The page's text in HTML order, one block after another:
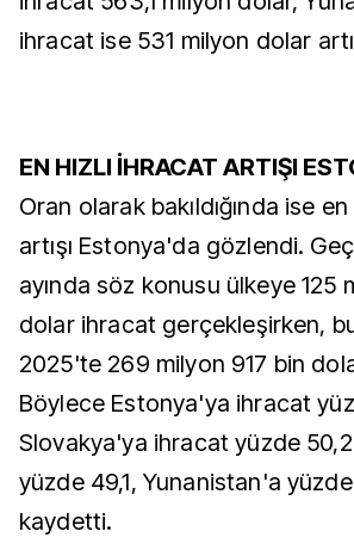
ihracat ise 531 milyon dolar
EN HIZLI İHRACAT ARTIŞI
Oran olarak bakıldığında ise en
artışı Estonya'da gözlendi.
ayında söz konusu ülkeye 125
dolar ihracat gerçekleşirken,
2025'te 269 milyon 917 bin
Böylece Estonya'ya ihracat
Slovakya'ya ihracat yüzde
yüzde 49,1, Yunanistan'a
kaydetti.